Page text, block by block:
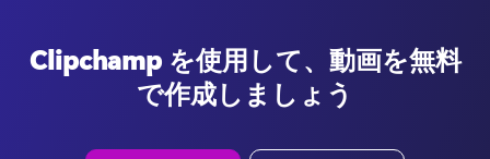
Clipchamp を使用して、動画を無料
で作成しましょう